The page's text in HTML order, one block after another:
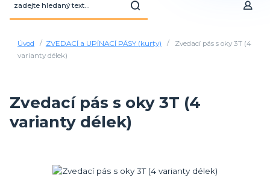
Úvod ZVEDACÍ a UPÍNACÍ PÁSY (kurty)
Zvedací pás s oky 3T (4
varianty délek)
Zvedací pás s oky 3T (4
varianty délek)